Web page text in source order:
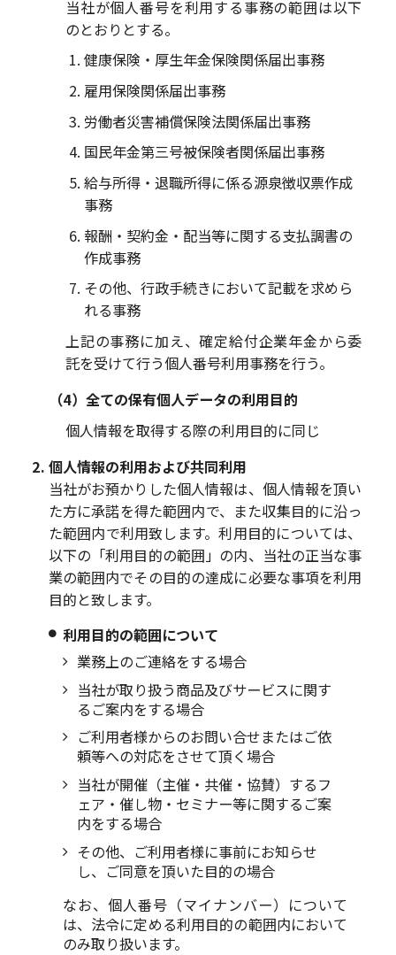
当社が個人番号を利用する事務の範囲は以下
のとおりとする。
健康保険・厚生年金保険関係届出事務
雇用保険関係届出事務
労働者災害補償保険法関係届出事務
国民年金第三号被保険者関係届出事務
給与所得・退職所得に係る源泉徴収票作成
事務
報酬・契約金・配当等に関する支払調書の
作成事務
その他、行政手続きにおいて記載を求めら
れる事務
上記の事務に加え、確定給付企業年金から委
託を受けて行う個人番号利用事務を行う。
（4）全ての保有個人データの利用目的
個人情報を取得する際の利用目的に同じ
個人情報の利用および共同利用
当社がお預かりした個人情報は、個人情報を頂い
た方に承諾を得た範囲内で、また収集目的に沿っ
た範囲内で利用致します。利用目的については、
以下の「利用目的の範囲」の内、当社の正当な事
業の範囲内でその目的の達成に必要な事項を利用
目的と致します。
利用目的の範囲について
業務上のご連絡をする場合
当社が取り扱う商品及びサービスに関す
るご案内をする場合
ご利用者様からのお問い合せまたはご依
頼等への対応をさせて頂く場合
当社が開催（主催・共催・協賛）するフ
ェア・催し物・セミナー等に関するご案
内をする場合
その他、ご利用者様に事前にお知らせ
し、ご同意を頂いた目的の場合
なお、個人番号（マイナンバー）について
は、法令に定める利用目的の範囲内において
のみ取り扱います。